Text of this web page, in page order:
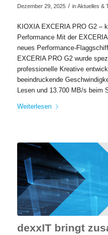
Dezember 29, 2025 / inAktuelles &
KIOXIA EXCERIA PRO G2 –
Performance Mit der
neues Performance-
EXCERIA PRO G2 wurde
professionelle Kreative
beeindruckende
Lesen und 13.700 MB/s beim
Weiterlesen
dexxIT bringt